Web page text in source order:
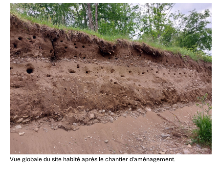
Vue globale du site habité après le chantier d'aménagement.